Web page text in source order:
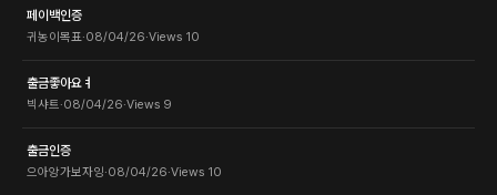
페이백인증
귀농이목표·08/04/26·Views 10
출금좋아요ㅕ
빅샤트·08/04/26·Views 9
출금인증
으아앙가보자잉·08/04/26·Views 10